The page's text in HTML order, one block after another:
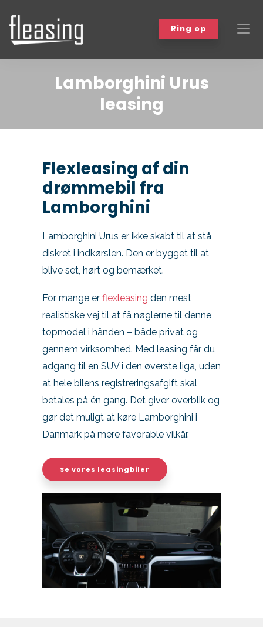
Ring op
Varebiler
Workshop
Events
Kundefordele
Kontakt
Skift til os
Lamborghini Urus
leasing
Flexleasing af din
drømmebil fra
Lamborghini
Lamborghini Urus er ikke skabt til at stå
diskret i indkørslen. Den er bygget til at
blive set, hørt og bemærket.
For mange er flexleasing den mest
realistiske vej til at få nøglerne til denne
topmodel i hånden – både privat og
gennem virksomhed. Med leasing får du
adgang til en SUV i den øverste liga, uden
at hele bilens registreringsafgift skal
betales på én gang. Det giver overblik og
gør det muligt at køre Lamborghini i
Danmark på mere favorable vilkår.
Se vores leasingbiler